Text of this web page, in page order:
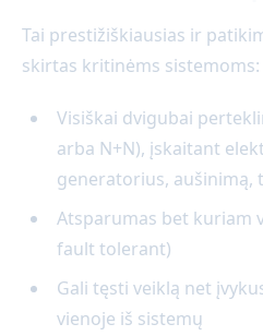
Tai prestižiškiausias ir
skirtas kritinėms sistemoms:
Visiškai dvigubai
arba N+N), įskaitant
generatorius, aušinimą,
Atsparumas bet kuriam
fault tolerant)
Gali tęsti veiklą net
vienoje iš sistemų